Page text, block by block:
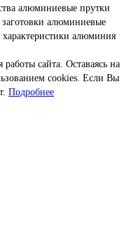
алюминиевые прутки
алюминиевые
характеристики алюминия
сайта. Оставаясь на
cookies. Если Вы
Подробнее